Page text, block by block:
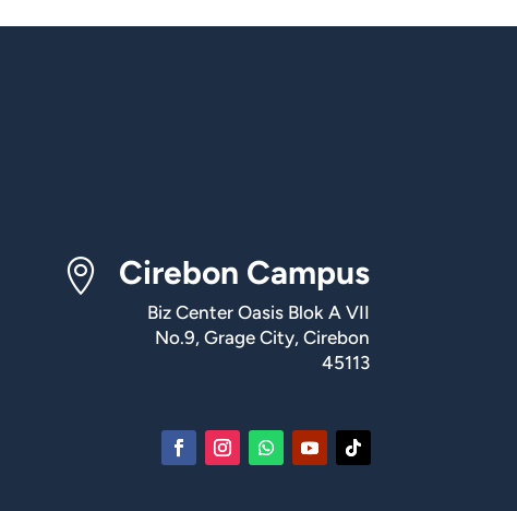
 Cirebon Campus
Biz Center Oasis Blok A VII
No.9, Grage City, Cirebon
45113